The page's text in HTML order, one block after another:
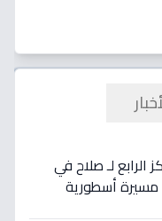
الرابع لـ صلاح في
مسيرة أسطورية